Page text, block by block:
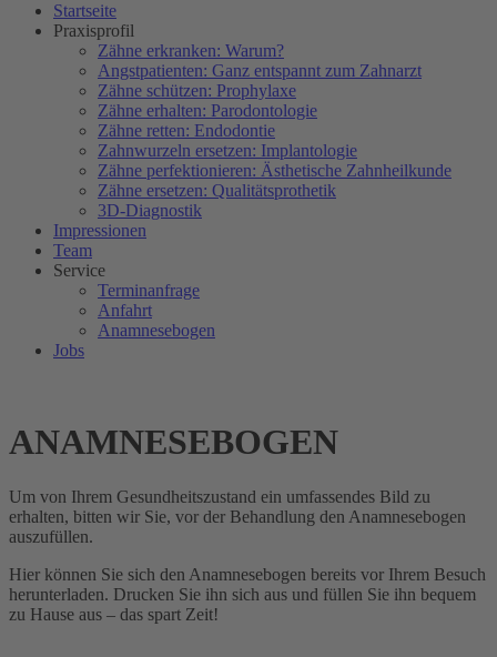
Startseite
Praxisprofil
Zähne erkranken: Warum?
Angstpatienten: Ganz entspannt zum Zahnarzt
Zähne schützen: Prophylaxe
Zähne erhalten: Parodontologie
Zähne retten: Endodontie
Zahnwurzeln ersetzen: Implantologie
Zähne perfektionieren: Ästhetische Zahnheilkunde
Zähne ersetzen: Qualitätsprothetik
3D-Diagnostik
Impressionen
Team
Service
Terminanfrage
Anfahrt
Anamnesebogen
Jobs
ANAMNESEBOGEN
Um von Ihrem Gesundheitszustand ein umfassendes Bild zu
erhalten, bitten wir Sie, vor der Behandlung den Anamnesebogen
auszufüllen.
Hier können Sie sich den Anamnesebogen bereits vor Ihrem Besuch
herunterladen. Drucken Sie ihn sich aus und füllen Sie ihn bequem
zu Hause aus – das spart Zeit!